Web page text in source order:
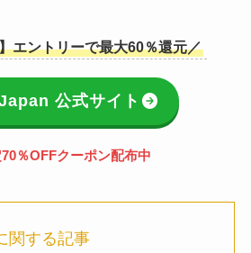
エントリーで最大60％還元／
公式サイト
％OFFクーポン配布中
関する記事